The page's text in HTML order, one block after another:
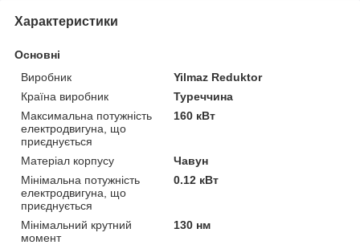
Характеристики
Основні
Виробник
Yilmaz Reduktor
Країна виробник
Туреччина
Максимальна потужність
електродвигуна, що
приєднується
160 кВт
Матеріал корпусу
Чавун
Мінімальна потужність
електродвигуна, що
приєднується
0.12 кВт
Мінімальний крутний
момент
130 нм